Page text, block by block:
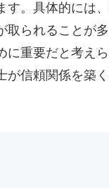
。具体的には
られることが
重要だと考え
信頼関係を築